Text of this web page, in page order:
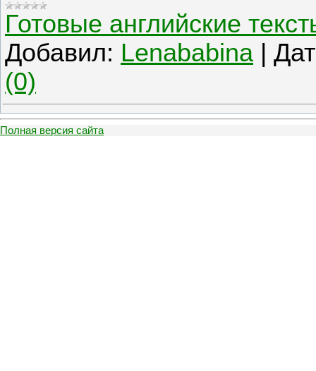
Готовые английские
Добавил: Lenababina |
(0)
Полная версия сайта